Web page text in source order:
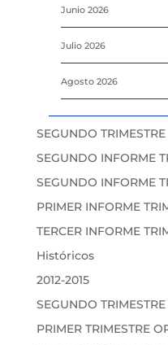
Junio 2026
Julio 2026
Agosto 2026
SEGUNDO
SEGUNDO INFORME
SEGUNDO INFORME
PRIMER INFORME
TERCER INFORME
Históricos
2012-2015
SEGUNDO
PRIMER TRIMESTRE